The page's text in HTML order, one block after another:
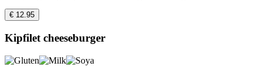
€ 12.95
Kipfilet cheeseburger